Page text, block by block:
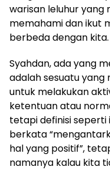
warisan leluhur yang
memahami dan ikut
berbeda dengan kita.
Syahdan, ada yang
adalah sesuatu
untuk melakukan
ketentuan atau
tetapi definisi seperti
berkata
hal yang positif”,
namanya kalau kita